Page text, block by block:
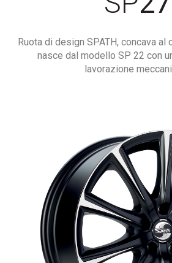
Ruota di design SPATH, concava
nasce dal modello SP 22 con
lavorazione